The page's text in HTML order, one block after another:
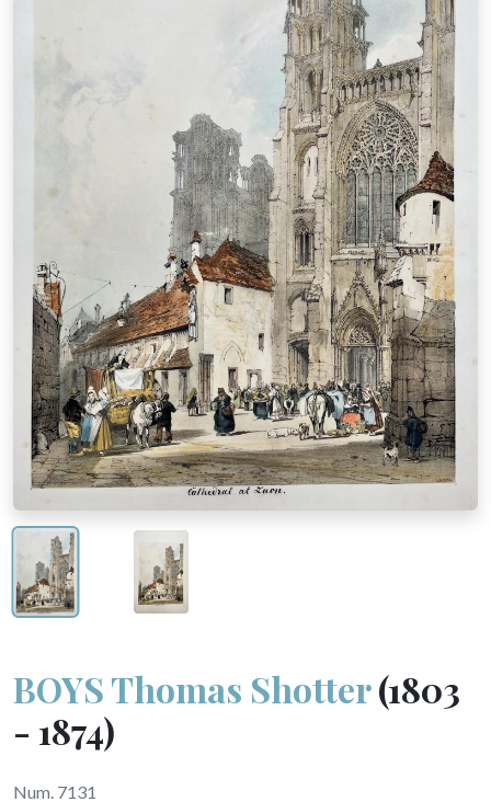
BOYS Thomas Shotter(1803
- 1874)
Num. 7131